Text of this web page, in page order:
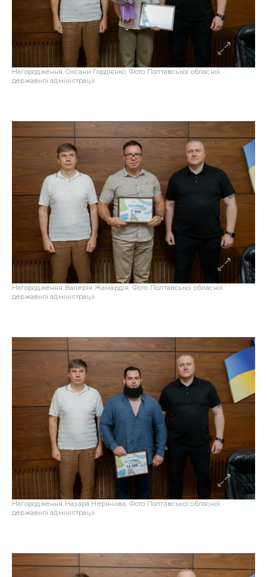
Нагородження Оксани Гордієнко. Фото Полтавської обласної
державної адміністрації
Нагородження Валерія Жамардія. Фото Полтавської обласної
державної адміністрації
Нагородження Назара Нерянова. Фото Полтавської обласної
державної адміністрації